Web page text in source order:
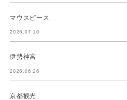
マウスピース
2026.07.10
伊勢神宮
2026.06.26
京都観光